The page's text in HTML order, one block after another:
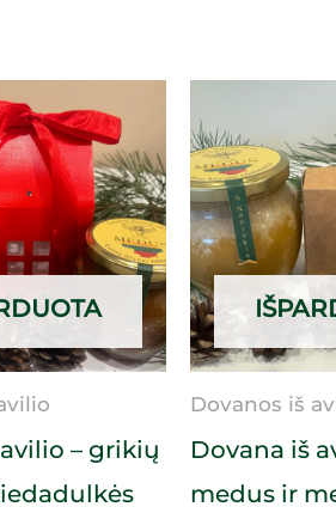
– grikių
Dovanos iš
Dovana iš
medus ir